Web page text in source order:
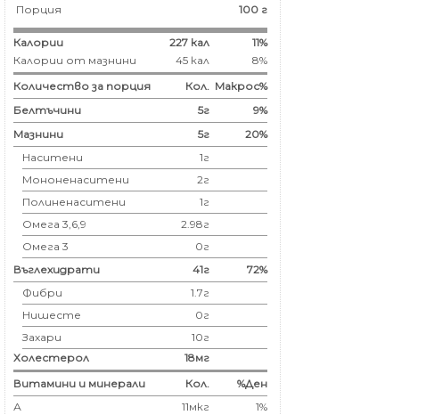
Порция 100 г
Калории 227 кал
11%
Калории от мазнини
45 кал
8%
Количество за порция
Кол. Макрос%
Белтъчини
5г
9%
Мазнини
5г
20%
Наситени
1г
Мононенаситени
2г
Полиненаситени
1г
Омега 3,6,9
2.98г
Омега 3
0г
Въглехидрати
41г
72%
Фибри
1.7г
Нишесте
0г
Захари
10г
Холестерол
18мг
Витамини и минерали
Кол.
%Ден
А
11мкг
1%